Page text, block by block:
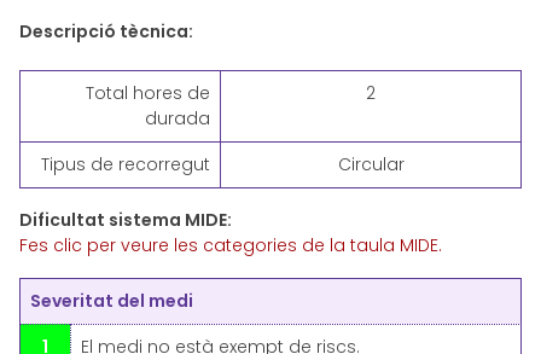
Descripció tècnica:
Total hores de
durada
2
Tipus de recorregut Circular
Dificultat sistema MIDE:
Fes clic per veure les categories de la taula MIDE.
Severitat del medi
1
El medi no està exempt de riscs.